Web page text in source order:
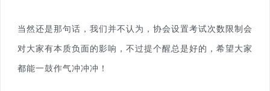
当然还是那句话，我们并不认为，协会设置考试次数限制会
对大家有本质负面的影响，不过提个醒总是好的，希望大家
都能一鼓作气冲冲冲！